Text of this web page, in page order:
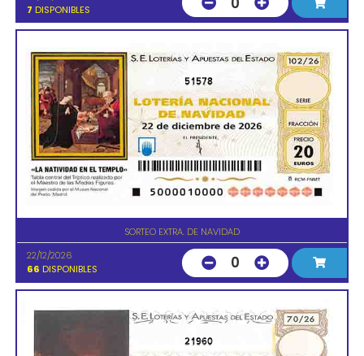
7 DISPONIBLES
51578
SORTEO EXTRA. DE NAVIDAD
22/12/2026
66 DISPONIBLES 0
21960